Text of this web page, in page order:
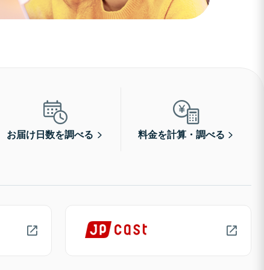
お届け日数を調べる 料金を計算・調べる